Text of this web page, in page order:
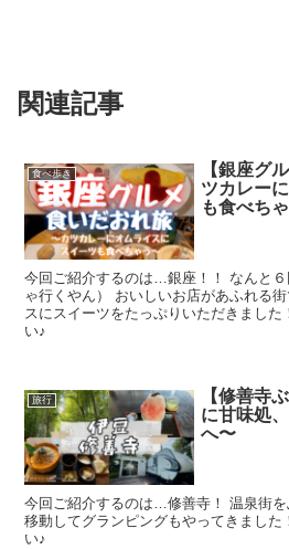
関連記事
食べ歩き
【銀座グ
ツカレー
も食べち
今回ご紹介するのは…銀座！！ なんと
ゃ行くやん） おいしいお店があふれる
スにスイーツをたっぷりいただきました
い♪
旅行
【修善寺
に甘味処
へ〜
今回ご紹介するのは…修善寺！ 温泉街を
移動してグランピングもやってきました
い♪